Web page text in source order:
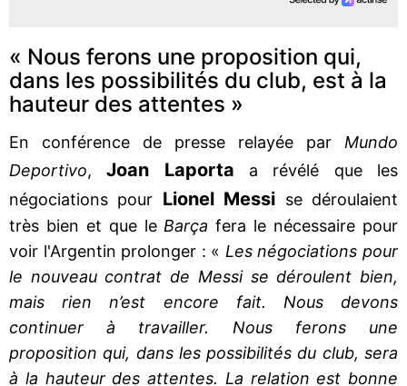
« Nous ferons une proposition qui,
dans les possibilités du club, est à la
hauteur des attentes »
En conférence de presse relayée par Mundo
Deportivo,Joan Laporta a révélé que les
négociations pour Lionel Messi se déroulaient
très bien et que le Barça fera le nécessaire pour
voir l'Argentin prolonger : « Les négociations pour
le nouveau contrat de Messi se déroulent bien,
mais rien n’est encore fait. Nous devons
continuer à travailler. Nous ferons une
proposition qui, dans les possibilités du club, sera
à la hauteur des attentes. La relation est bonne